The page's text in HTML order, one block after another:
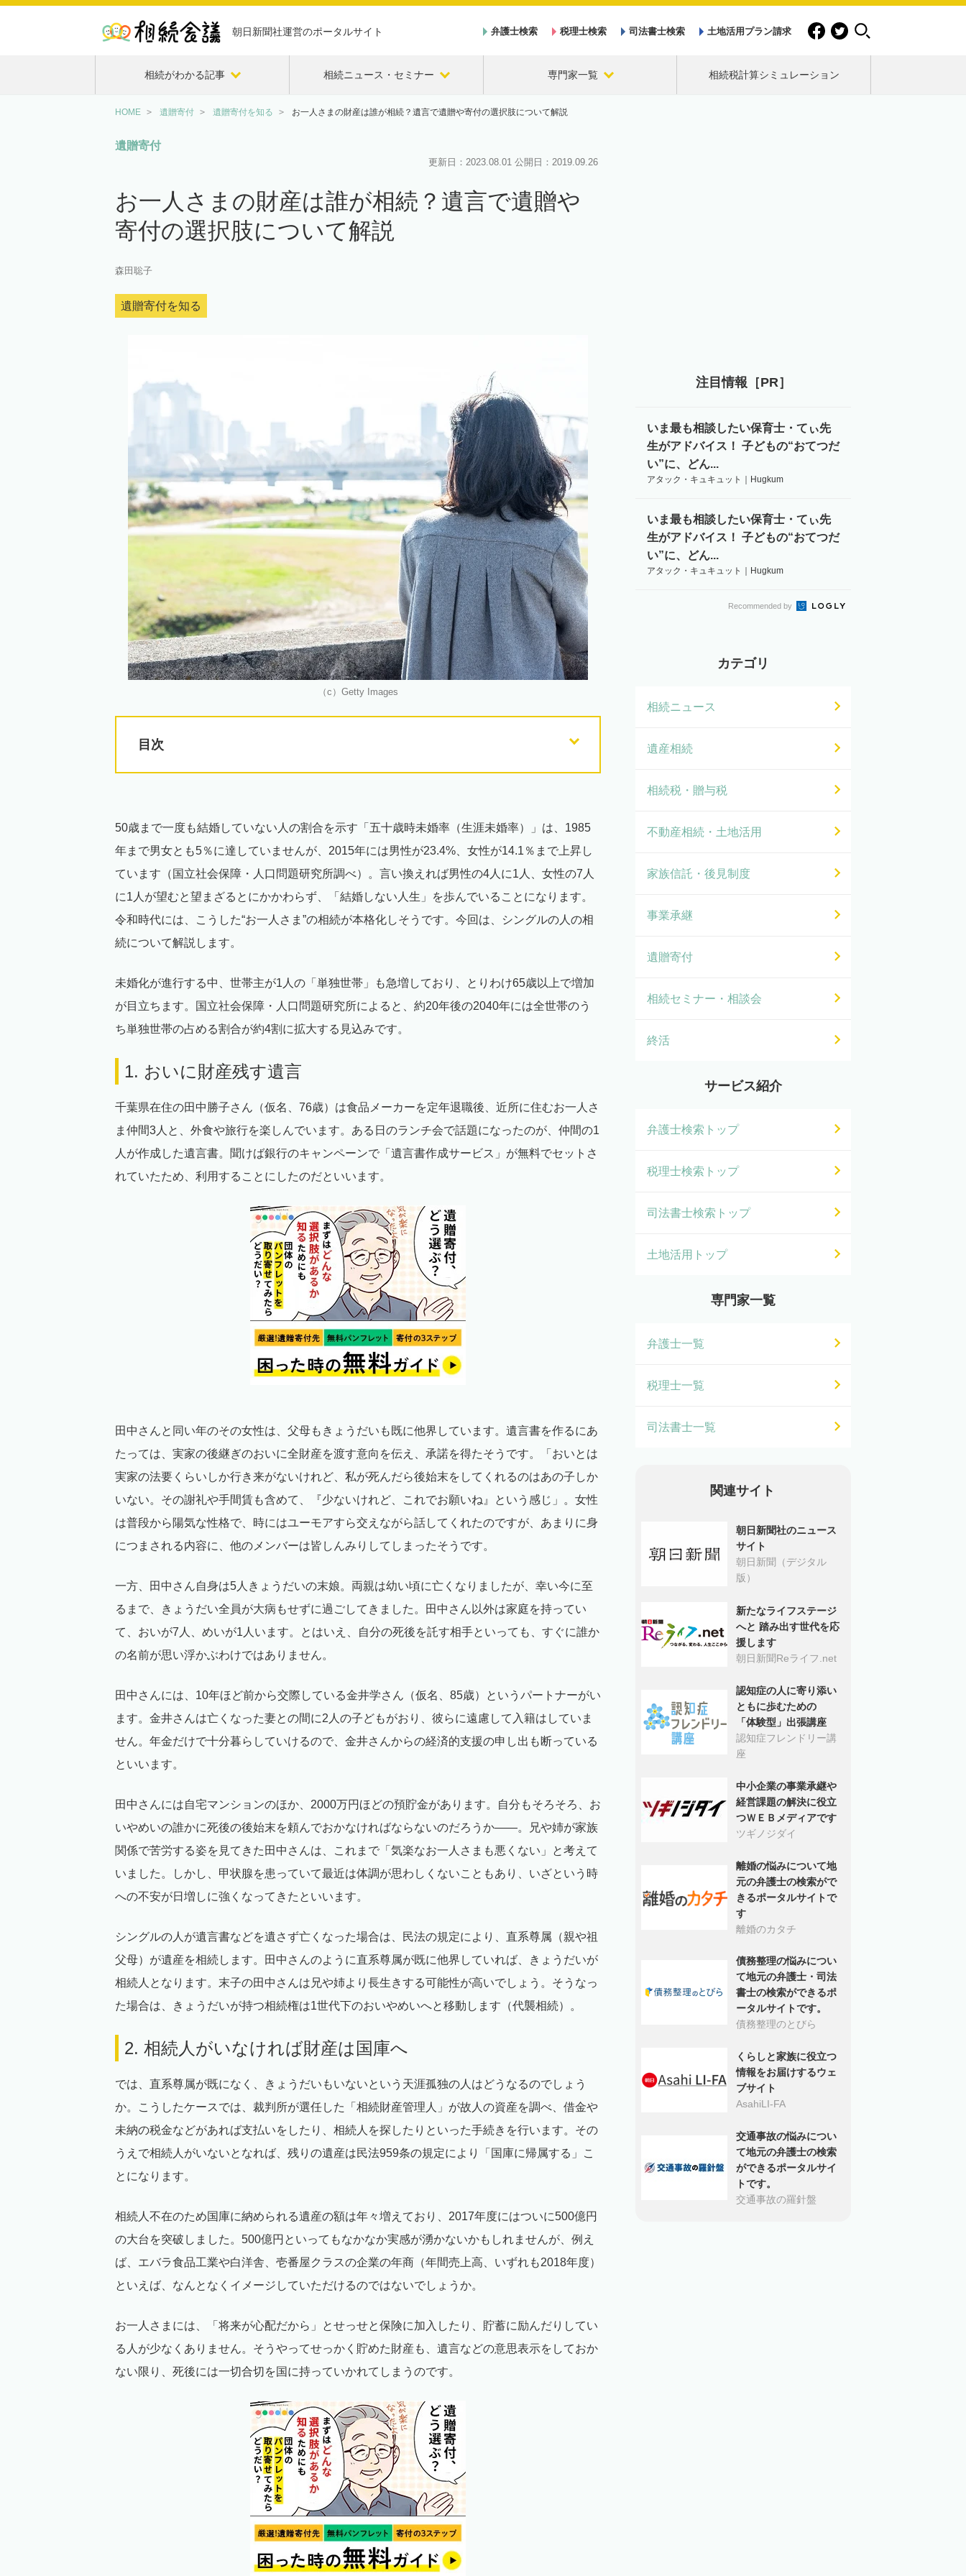
朝日新聞社運営のポータルサイト 弁護士検索 税理士検索 司法書士検索 土地活用プラン請求
相続がわかる記事 相続ニュース・セミナー 専門家一覧 相続税計算シミュレーション
HOME 遺贈寄付 遺贈寄付を知る お一人さまの財産は誰が相続？遺言で遺贈や寄付の選択肢について解説
遺贈寄付
更新日： 2023.08.01 公開日： 2019.09.26
お一人さまの財産は誰が相続？遺言で遺贈や
寄付の選択肢について解説
森田聡子
遺贈寄付を知る
（c）Getty Images
目次
50歳まで一度も結婚していない人の割合を示す「五十歳時未婚率（生涯未婚率）」は、1985
年まで男女とも5％に達していませんが、2015年には男性が23.4%、女性が14.1％まで上昇し
ています（国立社会保障・人口問題研究所調べ）。言い換えれば男性の4人に1人、女性の7人
に1人が望むと望まざるとにかかわらず、「結婚しない人生」を歩んでいることになります。
令和時代には、こうした“お一人さま”の相続が本格化しそうです。今回は、シングルの人の相
続について解説します。
未婚化が進行する中、世帯主が1人の「単独世帯」も急増しており、とりわけ65歳以上で増加
が目立ちます。国立社会保障・人口問題研究所によると、約20年後の2040年には全世帯のう
ち単独世帯の占める割合が約4割に拡大する見込みです。
1. おいに財産残す遺言
千葉県在住の田中勝子さん（仮名、76歳）は食品メーカーを定年退職後、近所に住むお一人さ
ま仲間3人と、外食や旅行を楽しんでいます。ある日のランチ会で話題になったのが、仲間の1
人が作成した遺言書。聞けば銀行のキャンペーンで「遺言書作成サービス」が無料でセットさ
れていたため、利用することにしたのだといいます。
田中さんと同い年のその女性は、父母もきょうだいも既に他界しています。遺言書を作るにあ
たっては、実家の後継ぎのおいに全財産を渡す意向を伝え、承諾を得たそうです。「おいとは
実家の法要くらいしか行き来がないけれど、私が死んだら後始末をしてくれるのはあの子しか
いない。その謝礼や手間賃も含めて、『少ないけれど、これでお願いね』という感じ」。女性
は普段から陽気な性格で、時にはユーモアすら交えながら話してくれたのですが、あまりに身
につまされる内容に、他のメンバーは皆しんみりしてしまったそうです。
一方、田中さん自身は5人きょうだいの末娘。両親は幼い頃に亡くなりましたが、幸い今に至
るまで、きょうだい全員が大病もせずに過ごしてきました。田中さん以外は家庭を持ってい
て、おいが7人、めいが1人います。とはいえ、自分の死後を託す相手といっても、すぐに誰か
の名前が思い浮かぶわけではありません。
田中さんには、10年ほど前から交際している金井学さん（仮名、85歳）というパートナーがい
ます。金井さんは亡くなった妻との間に2人の子どもがおり、彼らに遠慮して入籍はしていま
せん。年金だけで十分暮らしていけるので、金井さんからの経済的支援の申し出も断っている
といいます。
田中さんには自宅マンションのほか、2000万円ほどの預貯金があります。自分もそろそろ、お
いやめいの誰かに死後の後始末を頼んでおかなければならないのだろうか――。兄や姉が家族
関係で苦労する姿を見てきた田中さんは、これまで「気楽なお一人さまも悪くない」と考えて
いました。しかし、甲状腺を患っていて最近は体調が思わしくないこともあり、いざという時
への不安が日増しに強くなってきたといいます。
シングルの人が遺言書などを遺さず亡くなった場合は、民法の規定により、直系尊属（親や祖
父母）が遺産を相続します。田中さんのように直系尊属が既に他界していれば、きょうだいが
相続人となります。末子の田中さんは兄や姉より長生きする可能性が高いでしょう。そうなっ
た場合は、きょうだいが持つ相続権は1世代下のおいやめいへと移動します（代襲相続）。
2. 相続人がいなければ財産は国庫へ
では、直系尊属が既になく、きょうだいもいないという天涯孤独の人はどうなるのでしょう
か。こうしたケースでは、裁判所が選任した「相続財産管理人」が故人の資産を調べ、借金や
未納の税金などがあれば支払いをしたり、相続人を探したりといった手続きを行います。その
うえで相続人がいないとなれば、残りの遺産は民法959条の規定により「国庫に帰属する」こ
とになります。
相続人不在のため国庫に納められる遺産の額は年々増えており、2017年度にはついに500億円
の大台を突破しました。500億円といってもなかなか実感が湧かないかもしれませんが、例え
ば、エバラ食品工業や白洋舎、壱番屋クラスの企業の年商（年間売上高、いずれも2018年度）
といえば、なんとなくイメージしていただけるのではないでしょうか。
お一人さまには、「将来が心配だから」とせっせと保険に加入したり、貯蓄に励んだりしてい
る人が少なくありません。そうやってせっかく貯めた財産も、遺言などの意思表示をしておか
ない限り、死後には一切合切を国に持っていかれてしまうのです。
注目情報［PR］
いま最も相談したい保育士・てぃ先
生がアドバイス！ 子どもの“おてつだ
い”に、どん...
アタック・キュキュット｜Hugkum
いま最も相談したい保育士・てぃ先
生がアドバイス！ 子どもの“おてつだ
い”に、どん...
アタック・キュキュット｜Hugkum
Recommended by
カテゴリ
相続ニュース
遺産相続
相続税・贈与税
不動産相続・土地活用
家族信託・後見制度
事業承継
遺贈寄付
相続セミナー・相談会
終活
サービス紹介
弁護士検索トップ
税理士検索トップ
司法書士検索トップ
土地活用トップ
専門家一覧
弁護士一覧
税理士一覧
司法書士一覧
関連サイト
朝日新聞社のニュース
サイト
朝日新聞（デジタル
版）
新たなライフステージ
へと 踏み出す世代を応
援します
朝日新聞Reライフ.net
認知症の人に寄り添い
ともに歩むための
「体験型」出張講座
認知症フレンドリー講
座
中小企業の事業承継や
経営課題の解決に役立
つＷＥＢメディアです
ツギノジダイ
離婚の悩みについて地
元の弁護士の検索がで
きるポータルサイトで
す
離婚のカタチ
債務整理の悩みについ
て地元の弁護士・司法
書士の検索ができるポ
ータルサイトです。
債務整理のとびら
くらしと家族に役立つ
情報をお届けするウェ
ブサイト
AsahiLI-FA
交通事故の悩みについ
て地元の弁護士の検索
ができるポータルサイ
トです。
交通事故の羅針盤